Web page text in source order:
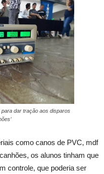
dar tração aos disparos
como canos de PVC, mdf
os alunos tinham que
controle, que poderia ser